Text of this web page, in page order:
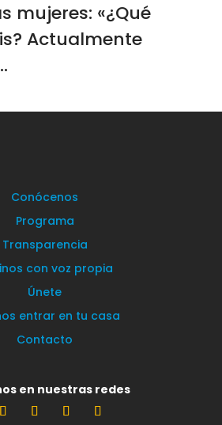
mujeres: «¿Qué
Actualmente
Conócenos
Programa
Transparencia
con voz propia
Únete
entrar en tu casa
Contacto
en nuestras redes